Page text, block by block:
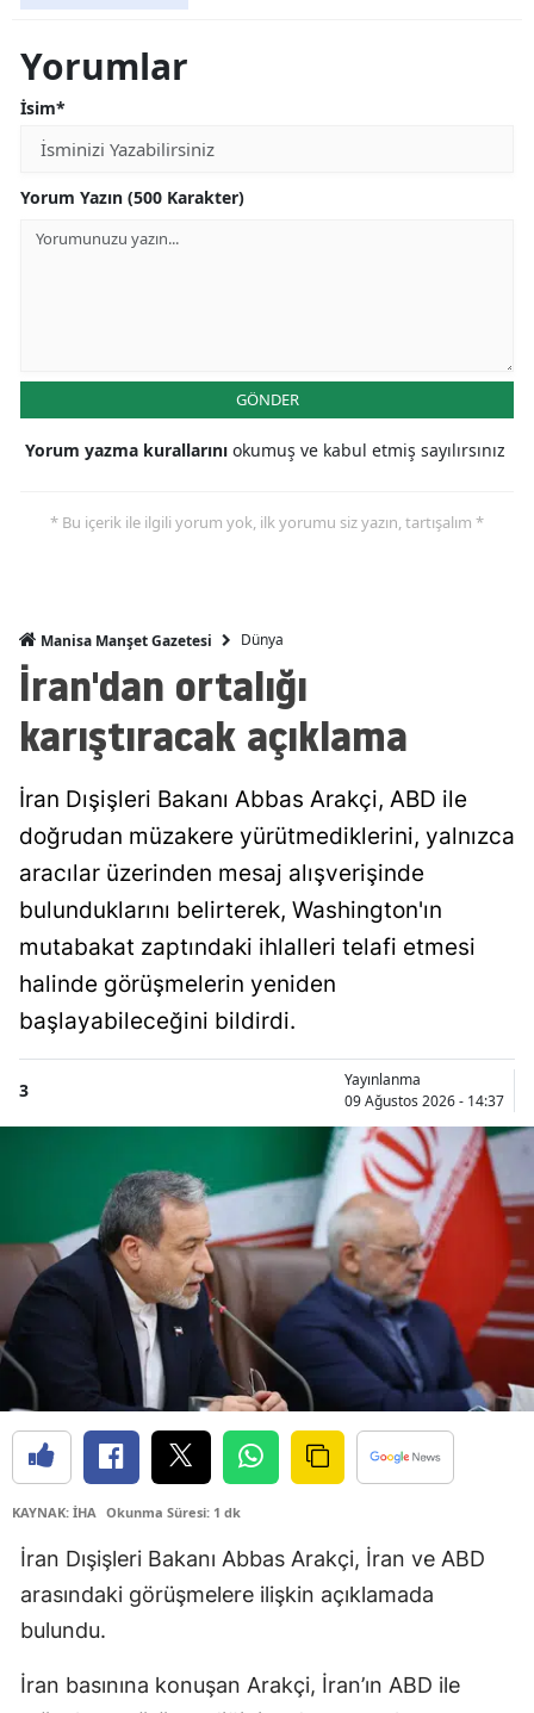
Yorumlar
İsim*
Yorum Yazın (500 Karakter)
GÖNDER
Yorum yazma kurallarını okumuş ve kabul etmiş sayılırsınız
* Bu içerik ile ilgili yorum yok, ilk yorumu siz yazın, tartışalım *
Manisa Manşet Gazetesi Dünya
İran'dan ortalığı
karıştıracak açıklama
İran Dışişleri Bakanı Abbas Arakçi, ABD ile
doğrudan müzakere yürütmediklerini, yalnızca
aracılar üzerinden mesaj alışverişinde
bulunduklarını belirterek, Washington'ın
mutabakat zaptındaki ihlalleri telafi etmesi
halinde görüşmelerin yeniden
başlayabileceğini bildirdi.
3
Yayınlanma
09 Ağustos 2026 - 14:37
KAYNAK: İHA Okunma Süresi: 1 dk
İran Dışişleri Bakanı Abbas Arakçi, İran ve ABD
arasındaki görüşmelere ilişkin açıklamada
bulundu.
İran basınına konuşan Arakçi, İran’ın ABD ile